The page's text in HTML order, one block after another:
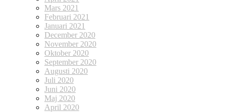
Mars 2021
Februari 2021
Januari 2021
December 2020
November 2020
Oktober 2020
September 2020
Augusti 2020
Juli 2020
Juni 2020
Maj 2020
April 2020